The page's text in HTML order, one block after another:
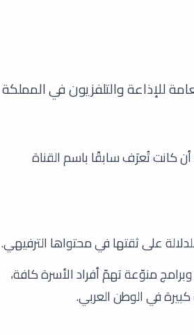
للإذاعة والتلفزيون في المملكة
يوم 15 مايو عام 2018، بعد أن كانت تُعرَف سابقًا باسم القناة
منوّعة تهمّ أفراد الأسرة كافة،
في الوطن العربي.